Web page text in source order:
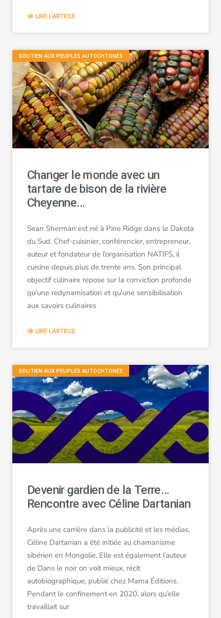
LIRE L'ARTICLE
SOUTIEN AUX PEUPLES AUTOCHTONES
Changer le monde avec un
tartare de bison de la rivière
Cheyenne…
Sean Sherman est né à Pine Ridge dans le Dakota
du Sud. Chef-cuisinier, conférencier, entrepreneur,
auteur et fondateur de l’organisation NATIFS, il
cuisine depuis plus de trente ans. Son principal
objectif culinaire repose sur la conviction profonde
qu’une redynamisation et qu’une sensibilisation
aux savoirs culinaires
LIRE L'ARTICLE
SOUTIEN AUX PEUPLES AUTOCHTONES
Devenir gardien de la Terre…
Rencontre avec Céline Dartanian
Après une carrière dans la publicité et les médias,
Céline Dartanian a été initiée au chamanisme
sibérien en Mongolie. Elle est également l’auteur
de Dans le noir on voit mieux, récit
autobiographique, publié chez Mama Éditions.
Pendant le confinement en 2020, alors qu’elle
travaillait sur